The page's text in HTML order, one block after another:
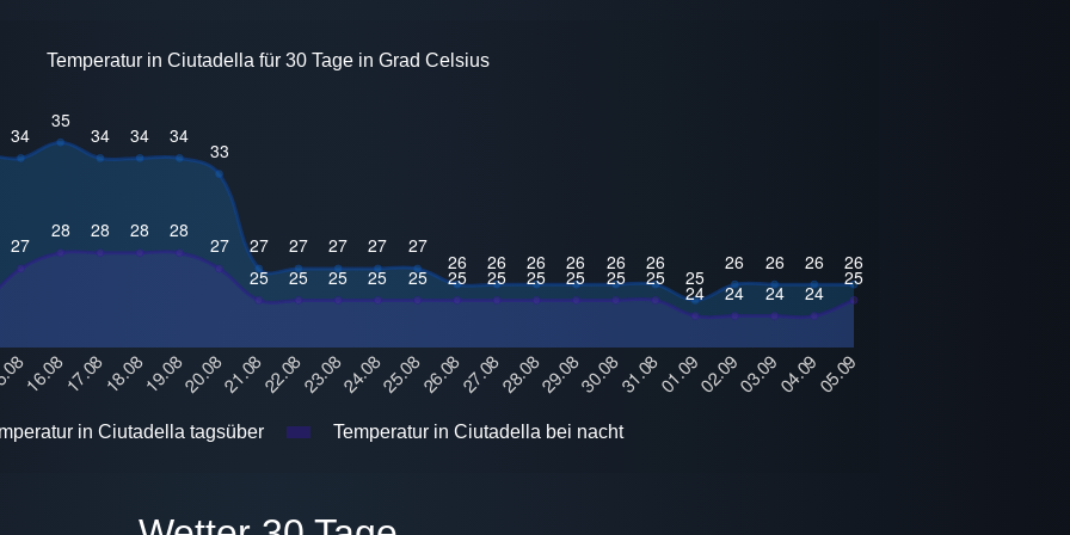
Temperatur in Ciutadella für 30 Tage in Grad Celsius
in Ciutadella tagsüber Temperatur in Ciutadella bei nacht